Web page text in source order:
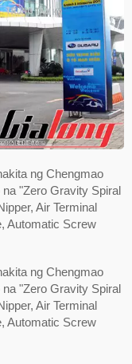
ng Chengmao
"Zero Gravity Spiral
Air Terminal
Automatic Screw
ng Chengmao
"Zero Gravity Spiral
Air Terminal
Automatic Screw